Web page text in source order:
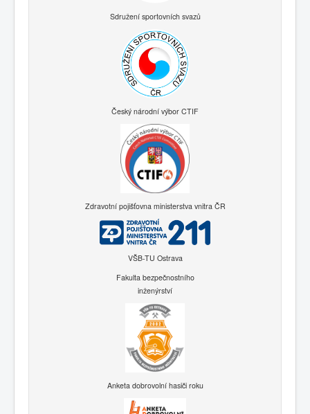
Sdružení sportovních svazů
Český národní výbor CTIF
Zdravotní pojišťovna ministerstva vnitra ČR
VŠB-TU Ostrava
Fakulta bezpečnostního
inženýrství
Anketa dobrovolní hasiči roku